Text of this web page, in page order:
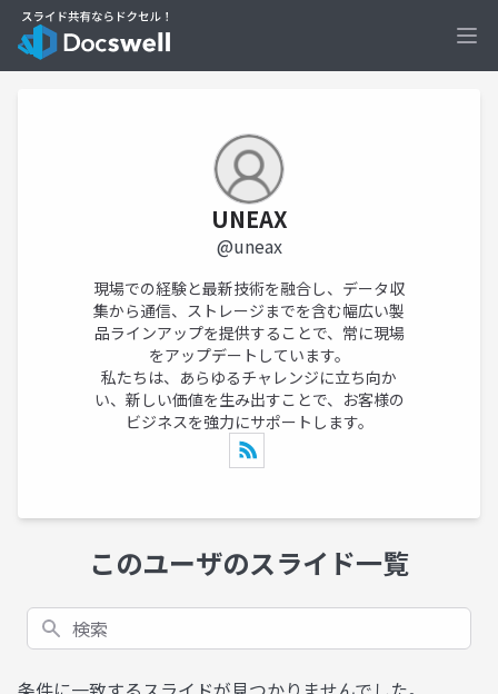
UNEAX
@uneax
現場での経験と最新技術を融合し、データ収
集から通信、ストレージまでを含む幅広い製
品ラインアップを提供することで、常に現場
をアップデートしています。
私たちは、あらゆるチャレンジに立ち向か
い、新しい価値を生み出すことで、お客様の
ビジネスを強力にサポートします。
このユーザのスライド一覧
検索